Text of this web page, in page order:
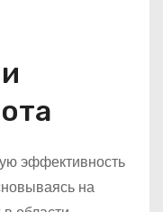
эффективность
на